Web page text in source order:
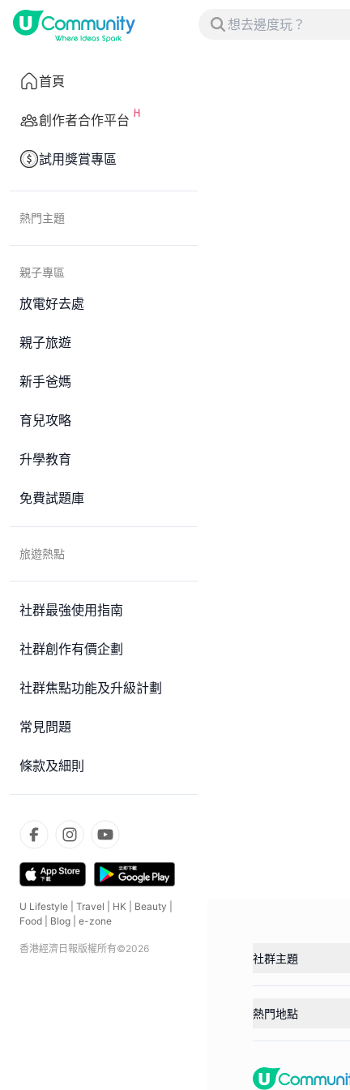
首頁
創作者合作平台
試用獎賞專區
熱門主題
親子專區
放電好去處
親子旅遊
新手爸媽
育兒攻略
升學教育
免費試題庫
旅遊熱點
社群最強使用指南
社群創作有價企劃
社群焦點功能及升級計劃
常見問題
條款及細則
U Lifestyle Travel HK Beauty
Food
Blog e-zone
香港經濟日報版權所有©2026
社群主題
熱門地點